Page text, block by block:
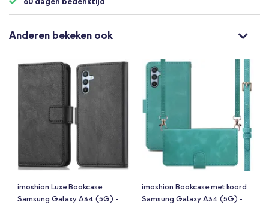
Anderen bekeken ook
imoshion Luxe Bookcase
Samsung Galaxy A34 (5G) -
imoshion Bookcase met koord
Samsung Galaxy A34 (5G) -